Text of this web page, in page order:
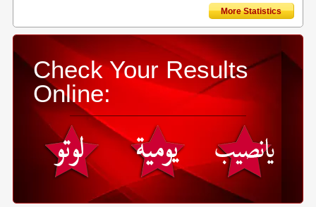
More Statistics
Check Your Results
Online: